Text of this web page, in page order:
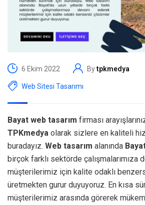
6 Ekim 2022 Bytpkmedya
Web Sitesi Tasarımı
Bayat web tasarım firması
TPKmedya olarak sizlere en kaliteli
buradayız. Web tasarım alanında
birçok farklı sektörde çalışmalarımıza
müşterilerimiz için kalite odaklı
üretmekten gurur duyuyoruz. En kısa
müşterilerimiz arasında görerek